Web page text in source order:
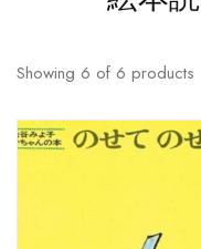
Showing 6 of 6 products